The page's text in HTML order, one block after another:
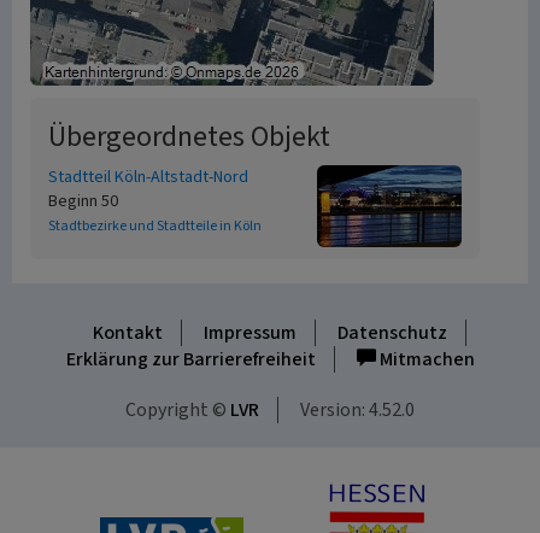
Übergeordnetes Objekt
Stadtteil Köln-Altstadt-Nord
Beginn 50
Stadtbezirke und Stadtteile in Köln
Kontakt Impressum
Datenschutz
Erklärung zur Barrierefreiheit
Mitmachen
Copyright © LVR Version: 4.52.0